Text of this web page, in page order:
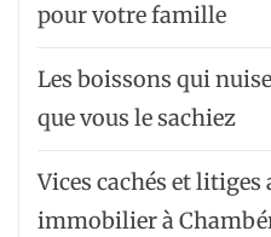
pour votre famille
Les boissons qui
que vous le sachiez
Vices cachés et litiges
immobilier à